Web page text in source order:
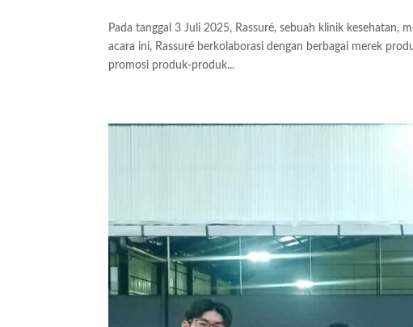
Pada tanggal 3 Juli 2025, Rassuré, sebuah klinik kesehatan,
acara ini, Rassuré berkolaborasi dengan berbagai merek
promosi produk-produk...